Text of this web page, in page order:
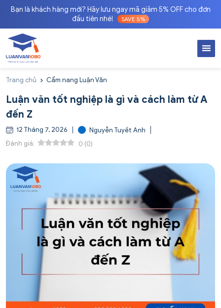
Bạn là khách hàng mới? Hãy lưu ngay mã giảm 5% OFF cho đơn
đầu tiên nhé!
SAVE 5%
Trang chủ Cẩm nang Luận Văn
Luận văn tốt nghiệp là gì và cách làm từ A
đến Z
12 Tháng 7, 2026
Nguyễn Tuyết Anh
Đánh giá:
0 (0)